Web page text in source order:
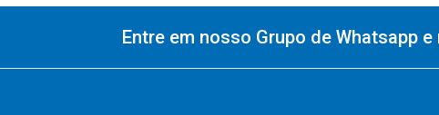
Entre em nosso Grupo de Whatsapp